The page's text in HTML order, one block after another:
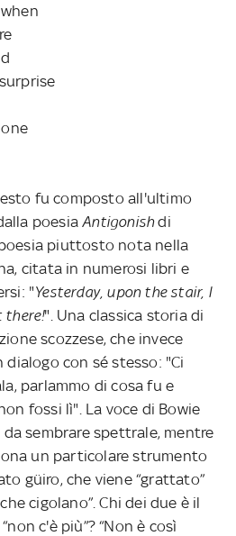
fu composto all'ultimo
poesiaAntigonishdi
piuttosto nota nella
citata in numerosi libri e
"Yesterday, upon the stair, I
there!". Una classica storia di
scozzese, che invece
con sé stesso: "Ci
parlammo di cosa fu e
fossi lì". La voce di Bowie
sembrare spettrale, mentre
un particolare strumento
güiro, che viene “grattato”
cigolano”. Chi dei due è il
c'è più”? “Non è così